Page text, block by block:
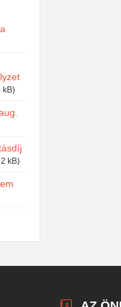
kB)
kB)